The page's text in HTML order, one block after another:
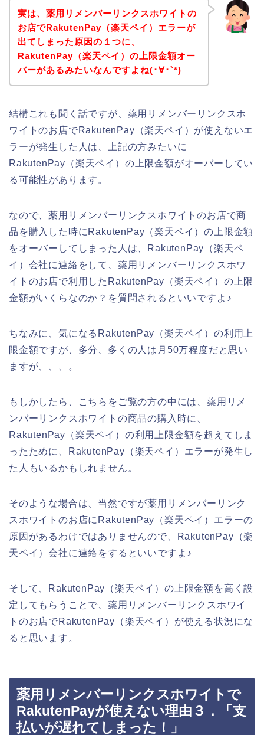
実は、薬用リメンバーリンクスホワイトの
お店でRakutenPay（楽天ペイ）エラーが
出てしまった原因の１つに、
RakutenPay（楽天ペイ）の上限金額オー
バーがあるみたいなんですよね(･∀･`*)
結構これも聞く話ですが、薬用リメンバーリンクスホ
ワイトのお店でRakutenPay（楽天ペイ）が使えないエ
ラーが発生した人は、上記の方みたいに
RakutenPay（楽天ペイ）の上限金額がオーバーしてい
る可能性があります。
なので、薬用リメンバーリンクスホワイトのお店で商
品を購入した時にRakutenPay（楽天ペイ）の上限金額
をオーバーしてしまった人は、RakutenPay（楽天ペ
イ）会社に連絡をして、薬用リメンバーリンクスホワ
イトのお店で利用したRakutenPay（楽天ペイ）の上限
金額がいくらなのか？を質問されるといいですよ♪
ちなみに、気になるRakutenPay（楽天ペイ）の利用上
限金額ですが、多分、多くの人は月50万程度だと思い
ますが、、、。
もしかしたら、こちらをご覧の方の中には、薬用リメ
ンバーリンクスホワイトの商品の購入時に、
RakutenPay（楽天ペイ）の利用上限金額を超えてしま
ったために、RakutenPay（楽天ペイ）エラーが発生し
た人もいるかもしれません。
そのような場合は、当然ですが薬用リメンバーリンク
スホワイトのお店にRakutenPay（楽天ペイ）エラーの
原因があるわけではありませんので、RakutenPay（楽
天ペイ）会社に連絡をするといいですよ♪
そして、RakutenPay（楽天ペイ）の上限金額を高く設
定してもらうことで、薬用リメンバーリンクスホワイ
トのお店でRakutenPay（楽天ペイ）が使える状況にな
ると思います。
薬用リメンバーリンクスホワイトで
RakutenPayが使えない理由３．「支
払いが遅れてしまった！」